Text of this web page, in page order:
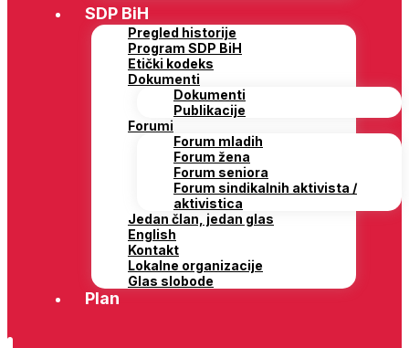
SDP BiH
Pregled historije
Program SDP BiH
Etički kodeks
Dokumenti
Dokumenti
Publikacije
Forumi
Forum mladih
Forum žena
Forum seniora
Forum sindikalnih aktivista /
aktivistica
Jedan član, jedan glas
English
Kontakt
Lokalne organizacije
Glas slobode
Plan